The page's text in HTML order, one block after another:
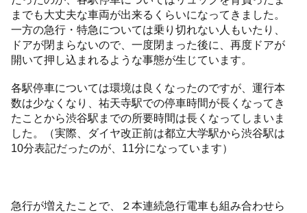
までも大丈夫な車両が出来るくらいになってきました。
一方の急行・特急については乗り切れない人もいたり、
ドアが閉まらないので、一度閉まった後に、再度ドアが
開いて押し込まれるような事態が生じています。
各駅停車については環境は良くなったのですが、運行本
数は少なくなり、祐天寺駅での停車時間が長くなってき
たことから渋谷駅までの所要時間は長くなってしまいま
した。（実際、ダイヤ改正前は都立大学駅から渋谷駅は
10分表記だったのが、11分になっています）
急行が増えたことで、２本連続急行電車も組み合わせら